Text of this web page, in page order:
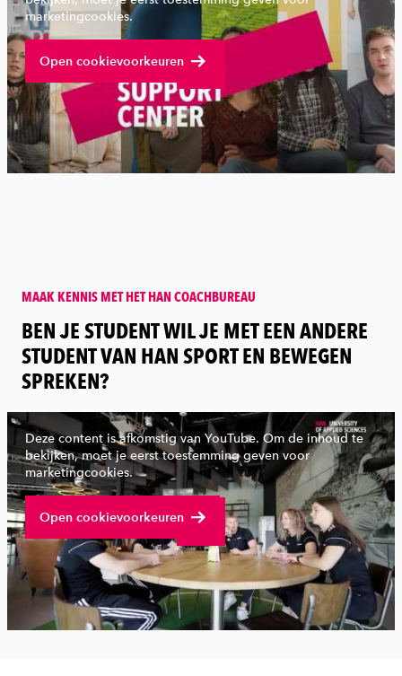
Bekijk volledige video
marketingcookies.
Open cookievoorkeuren
MAAK KENNIS MET HET HAN COACHBUREAU
:
BEN JE STUDENT WIL JE MET EEN ANDERE
STUDENT VAN HAN SPORT EN BEWEGEN
SPREKEN?
Bekijk volledige video
Deze content is afkomstig van YouTube. Om de inhoud te
bekijken, moet je eerst toestemming geven voor
marketingcookies.
Open cookievoorkeuren